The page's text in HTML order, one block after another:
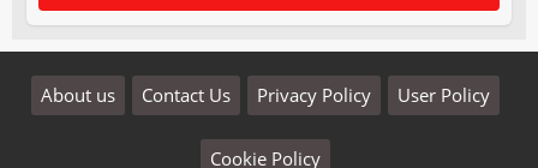
About us Contact Us Privacy Policy User Policy
Cookie Policy